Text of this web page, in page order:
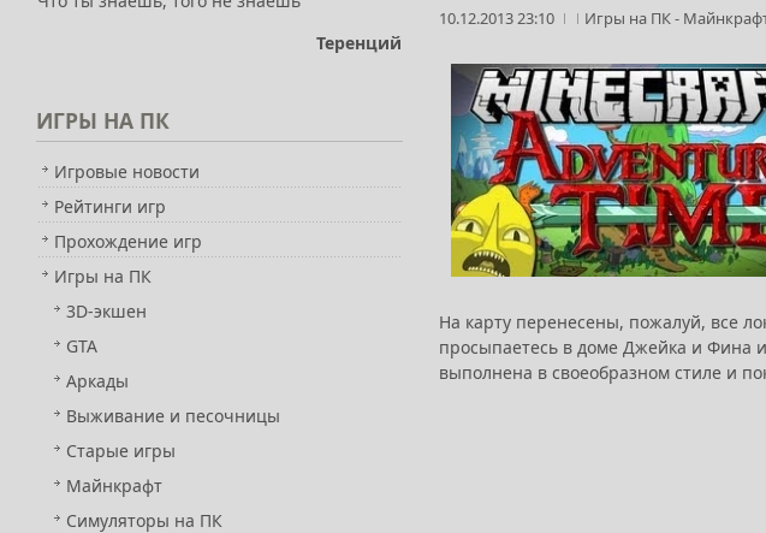
10.12.2013 23:10 Игры на ПК-
На карту перенесены, пожалуй, все
просыпаетесь в доме Джейка и Фина
выполнена в своеобразном стиле и
Теренций
ИГРЫ НА ПК
Игровые новости
Рейтинги игр
Прохождение игр
Игры на ПК
3D-экшен
GTA
Аркады
Выживание и песочницы
Старые игры
Майнкрафт
Симуляторы на ПК